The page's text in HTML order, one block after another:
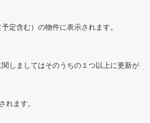
定含む）の物件に表示されます。
しましてはそのうちの１つ以上に更新が
ます。